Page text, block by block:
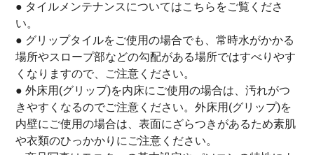
● タイルメンテナンスについてはこちら をご覧くださ
い。
● グリップタイルをご使用の場合でも、常時水がかかる
場所やスロープ部などの勾配がある場所ではすべりやす
くなりますので、ご注意ください。
● 外床用(グリップ)を内床にご使用の場合は、汚れがつ
きやすくなるのでご注意ください。外床用(グリップ)を
内壁にご使用の場合は、表面にざらつきがあるため素肌
や衣類のひっかかりにご注意ください。